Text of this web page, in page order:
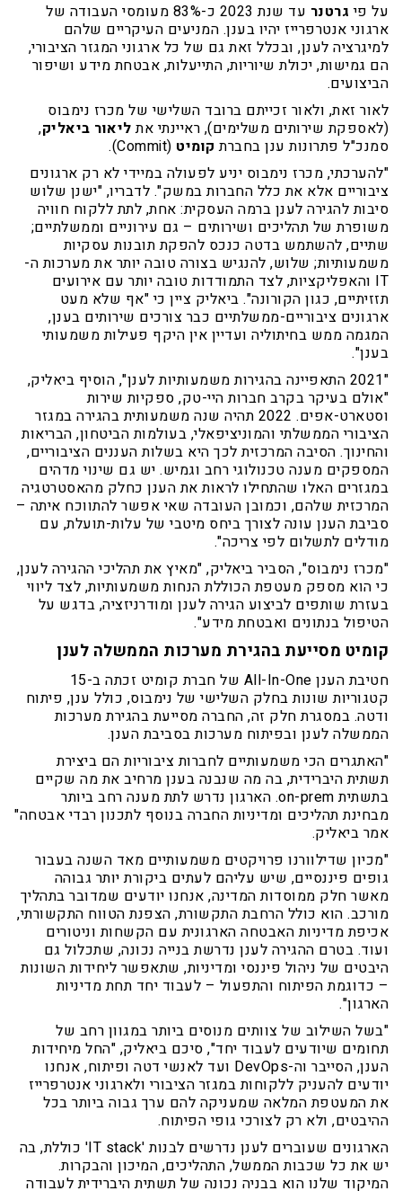
על פי גרטנר
עד שנת 2023 כ-83% מעומסי העבודה של
ארגוני אנטרפרייז יהיו בענן. המניעים העיקריים שלהם
למיגרציה לענן, ובכלל זאת גם של כל ארגוני המגזר הציבורי,
הם גמישות, יכולת שיוריות, התייעלות, אבטחת מידע ושיפור
הביצועים.
לאור זאת, ולאור זכייתם ברובד השלישי של מכרז נימבוס
(לאספקת שירותים משלימים), ראיינתי אתליאור ביאליק,
סמנכ"ל פתרונות ענן בחברת קומיט (Commit).
"להערכתי, מכרז נימבוס יניע לפעולה במיידי לא רק ארגונים
ציבוריים אלא את כלל החברות במשק". לדבריו, "ישנן שלוש
סיבות להגירה לענן ברמה העסקית: אחת, לתת ללקוח חוויה
משופרת של תהליכים ושירותים – גם עירוניים וממשלתיים;
שתיים, להשתמש בדטה כנכס להפקת תובנות עסקיות
משמעותיות; שלוש, להנגיש בצורה טובה יותר את מערכות ה-
IT והאפליקציות, לצד התמודדות טובה יותר עם אירועים
תזזיתיים, כגון הקורונה". ביאליק ציין כי "אף שלא מעט
ארגונים ציבוריים-ממשלתיים כבר צורכים שירותים בענן,
המגמה ממש בחיתוליה ועדיין אין היקף פעילות משמעותי
בענן".
"2021 התאפיינה בהגירות משמעותיות לענן", הוסיף ביאליק,
"אולם בעיקר בקרב חברות היי-טק, ספקיות שירות
וסטארט-אפים. 2022 תהיה שנה משמעותית בהגירה במגזר
הציבורי הממשלתי והמוניציפאלי, בעולמות הביטחון, הבריאות
והחינוך. הסיבה המרכזית לכך היא בשלות העננים הציבוריים,
המספקים מענה טכנולוגי רחב וגמיש. יש גם שינוי מדהים
במגזרים האלו שהתחילו לראות את הענן כחלק מהאסטרטגיה
המרכזית שלהם, וכמובן העובדה שאי אפשר להתווכח איתה –
סביבת הענן עונה לצורך ביחס מיטבי של עלות-תועלת, עם
מודלים לתשלום לפי צריכה".
"מכרז נימבוס", הסביר ביאליק, "מאיץ את תהליכי ההגירה לענן,
כי הוא מספק מעטפת הכוללת הנחות משמעותיות, לצד ליווי
בעזרת שותפים לביצוע הגירה לענן ומודרניזציה, בדגש על
הטיפול בנתונים ואבטחת מידע".
קומיט מסייעת בהגירת מערכות הממשלה לענן
חטיבת הענן All-In-One של חברת קומיט זכתה ב-15
קטגוריות שונות בחלק השלישי של נימבוס, כולל ענן, פיתוח
ודטה. במסגרת חלק זה, החברה מסייעת בהגירת מערכות
הממשלה לענן ובפיתוח מערכות בסביבת הענן.
"האתגרים הכי משמעותיים לחברות ציבוריות הם ביצירת
תשתית היברידית, בה מה שנבנה בענן מרחיב את מה שקיים
בתשתית on-prem. הארגון נדרש לתת מענה רחב ביותר
מבחינת תהליכים ומדיניות החברה בנוסף לתכנון רבדי אבטחה"
אמר ביאליק.
"מכיון שדילוורנו פרויקטים משמעותיים מאד השנה בעבור
גופים פיננסיים, שיש עליהם לעתים ביקורת יותר גבוהה
מאשר חלק ממוסדות המדינה, אנחנו יודעים שמדובר בתהליך
מורכב. הוא כולל הרחבת התקשורת, הצפנת הטווח התקשורתי,
אכיפת מדיניות האבטחה הארגונית עם הקשחות וניטורים
ועוד. בטרם ההגירה לענן נדרשת בנייה נכונה, שתכלול גם
היבטים של ניהול פיננסי ומדיניות, שתאפשר ליחידות השונות
– כדוגמת הפיתוח והתפעול – לעבוד יחד תחת מדיניות
הארגון".
"בשל השילוב של צוותים מנוסים ביותר במגוון רחב של
תחומים שיודעים לעבוד יחד", סיכם ביאליק, "החל מיחידות
הענן, הסייבר וה-DevOps ועד לאנשי דטה ופיתוח, אנחנו
יודעים להעניק ללקוחות במגזר הציבורי ולארגוני אנטרפרייז
את המעטפת המלאה שמעניקה להם ערך גבוה ביותר בכל
ההיבטים, ולא רק לצורכי גופי הפיתוח.
הארגונים שעוברים לענן נדרשים לבנות 'IT stack' כוללת, בה
יש את כל שכבות הממשל, התהליכים, המיכון והבקרות.
המיקוד שלנו הוא בבניה נכונה של תשתית היברידית לעבודה